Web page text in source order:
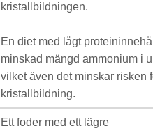
kristallbildningen.
En diet med lågt
minskad mängd ammonium i
vilket även det minskar risken
kristallbildning.
Ett foder med ett lägre